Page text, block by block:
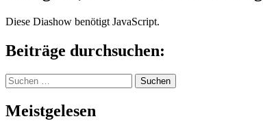
Diese Diashow benötigt JavaScript.
Beiträge durchsuchen:
Suchen
nach:
Meistgelesen